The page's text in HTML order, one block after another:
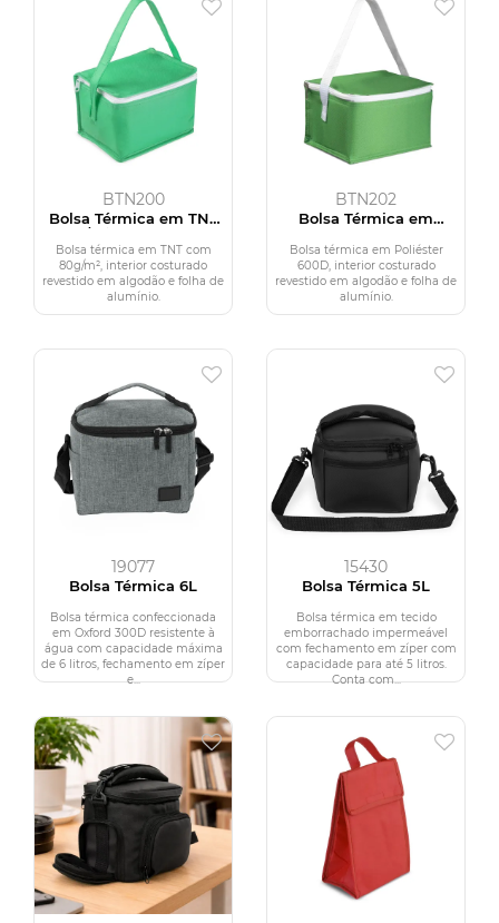
BTN200
Bolsa Térmica em TNT
80g/m² (18x14x13cm)
Bolsa térmica em TNT com
80g/m², interior costurado
revestido em algodão e folha de
alumínio.
BTN202
Bolsa Térmica em
(19x14x12cm)
Bolsa térmica em Poliéster
600D, interior costurado
revestido em algodão e folha de
alumínio.
19077
Bolsa Térmica 6L
Bolsa térmica confeccionada
em Oxford 300D resistente à
água com capacidade máxima
de 6 litros, fechamento em zíper
e...
15430
Bolsa Térmica 5L
Bolsa térmica em tecido
emborrachado impermeável
com fechamento em zíper com
capacidade para até 5 litros.
Conta com...